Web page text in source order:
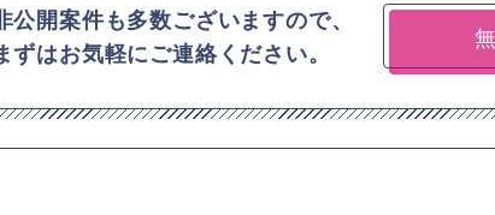
開案件も多数ございますので、
はお気軽にご連絡ください。